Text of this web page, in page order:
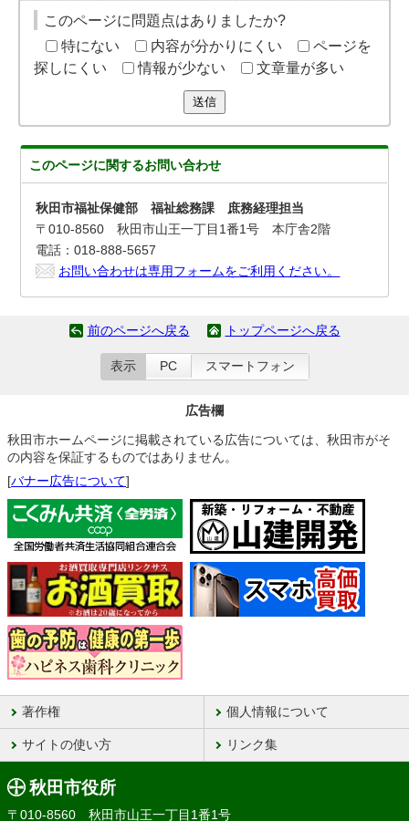
このページに問題点はありましたか?
特にない
内容が分かりにくい
ページを
探しにくい
情報が少ない 文章量が多い
送信
このページに関するお問い合わせ
秋田市福祉保健部 福祉総務課 庶務経理担当
〒010-8560 秋田市山王一丁目1番1号 本庁舎2階
電話：018-888-5657
お問い合わせは専用フォームをご利用ください。
前のページへ戻る トップページへ戻る
表示 PC スマートフォン
広告欄
秋田市ホームページに掲載されている広告については、秋田市がそ
の内容を保証するものではありません。
[バナー広告について]
著作権 個人情報について
サイトの使い方 リンク集
秋田市役所
〒010-8560 秋田市山王一丁目1番1号